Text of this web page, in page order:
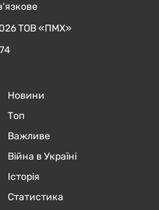
ТОВ «ПМХ»
Новини
Топ
Важливе
Війна в Україні
Історія
Статистика